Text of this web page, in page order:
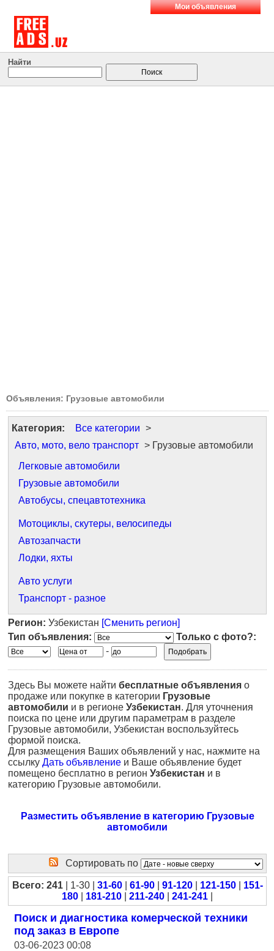
Мои объявления
Найти
Объявления: Грузовые автомобили
Категория: Все категории >
Авто, мото, вело транспорт > Грузовые автомобили
Легковые автомобили
Грузовые автомобили
Автобусы, спецавтотехника
Мотоциклы, скутеры, велосипеды
Автозапчасти
Лодки, яхты
Авто услуги
Транспорт - разное
Регион: Узбекистан [Сменить регион]
Тип объявления:
Только с фото?:
-
Здесь Вы можете найти бесплатные объявления о
продаже или покупке в категории Грузовые
автомобили и в регионе Узбекистан. Для уточнения
поиска по цене или другим параметрам в разделе
Грузовые автомобили, Узбекистан воспользуйтесь
формой поиска.
Для размещения Ваших объявлений у нас, нажмите на
ссылку Дать объявление и Ваше объявление будет
помещено бесплатно в регион Узбекистан и в
категорию Грузовые автомобили.
Разместить объявление в категорию Грузовые
автомобили
Сортировать по
Всего: 241| 1-30 | 31-60| 61-90| 91-120| 121-150| 151-
180
181-210 211-240 241-241
Поиск и диагностика комерческой техники
под заказ в Европе
03-06-2023 00:08